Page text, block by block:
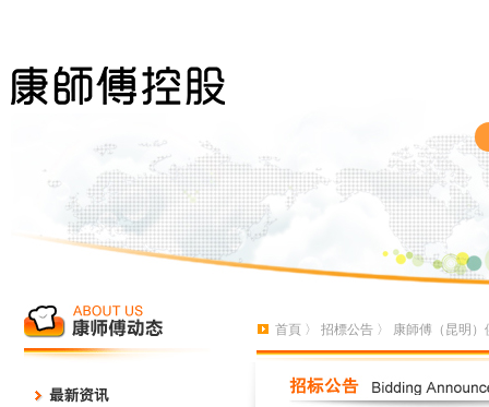
首頁 〉 招標公告 〉 康師傅（昆明